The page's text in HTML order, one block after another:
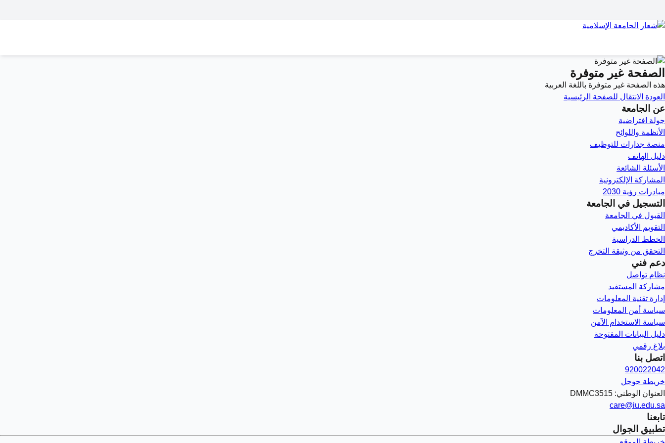
الصفحة غير متوفرة
هذه الصفحة غير متوفرة باللغة العربية
العودة الانتقال للصفحة الرئيسية
عن الجامعة
جولة افتراضية
الأنظمة واللوائح
منصة جدارات للتوظيف
دليل الهاتف
الأسئلة الشائعة
المشاركة الإلكترونية
مبادرات رؤية 2030
التسجيل في الجامعة
القبول في الجامعة
التقويم الأكاديمي
الخطط الدراسية
التحقق من وثيقة التخرج
دعم فني
نظام تواصل
مشاركة المستفيد
إدارة تقنية المعلومات
سياسة أمن المعلومات
سياسة الاستخدام الآمن
دليل البيانات المفتوحة
بلاغ رقمي
اتصل بنا
920022042
خريطة جوجل
العنوان الوطني: DMMC3515
care@iu.edu.sa
تابعنا
تطبيق الجوال